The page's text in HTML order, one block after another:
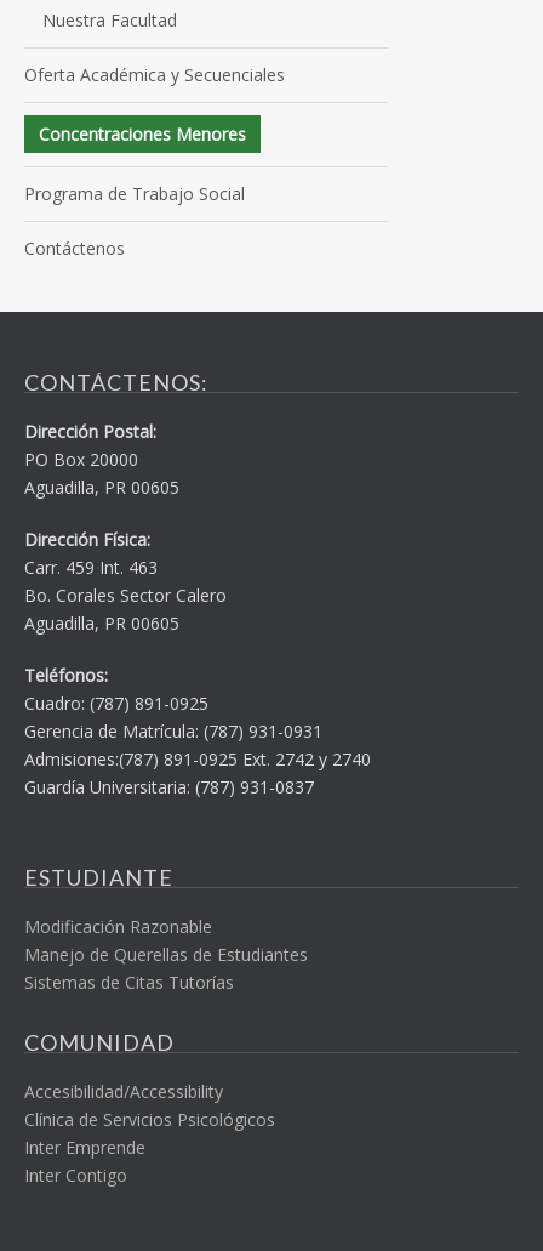
Nuestra Facultad
Oferta Académica y Secuenciales
Concentraciones Menores
Programa de Trabajo Social
Contáctenos
CONTÁCTENOS:
Dirección Postal:
PO Box 20000
Aguadilla, PR 00605
Dirección Física:
Carr. 459 Int. 463
Bo. Corales Sector Calero
Aguadilla, PR 00605
Teléfonos:
Cuadro: (787) 891-0925
Gerencia de Matrícula: (787) 931-0931
Admisiones:(787) 891-0925 Ext. 2742 y 2740
Guardía Universitaria: (787) 931-0837
ESTUDIANTE
Modificación Razonable
Manejo de Querellas de Estudiantes
Sistemas de Citas Tutorías
COMUNIDAD
Accesibilidad/Accessibility
Clínica de Servicios Psicológicos
Inter Emprende
Inter Contigo